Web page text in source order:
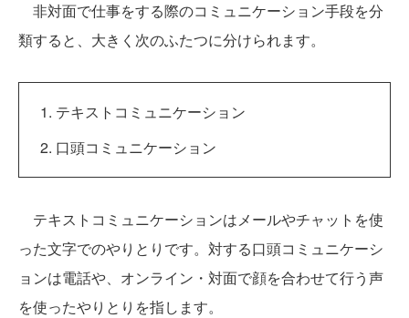
非対面で仕事をする際のコミュニケーション手段を分
類すると、大きく次のふたつに分けられます。
テキストコミュニケーション
口頭コミュニケーション
テキストコミュニケーションはメールやチャットを使
った文字でのやりとりです。対する口頭コミュニケーシ
ョンは電話や、オンライン・対面で顔を合わせて行う声
を使ったやりとりを指します。